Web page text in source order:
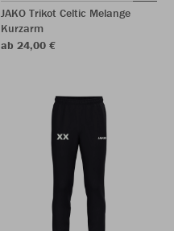
JAKO Trikot Celtic Melange
Kurzarm
ab 24,00 €